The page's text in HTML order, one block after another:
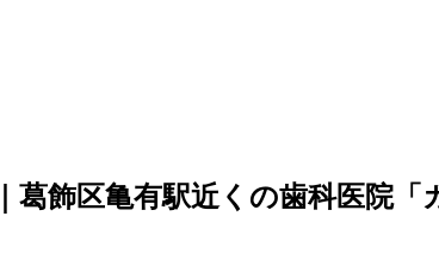
葛飾区亀有駅近くの歯科医院